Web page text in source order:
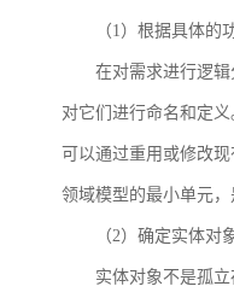
（1）根据具体
在对需求进行逻
对它们进行命名和定
可以通过重用或修改
领域模型的最小单元
（2）确定实体
实体对象不是孤